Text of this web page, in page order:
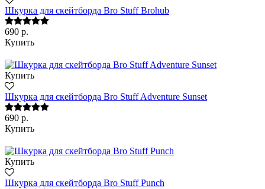
Шкурка для скейтборда Bro Stuff Brohub
690 р.
Купить
Купить
Шкурка для скейтборда Bro Stuff Adventure Sunset
690 р.
Купить
Купить
Шкурка для скейтборда Bro Stuff Punch